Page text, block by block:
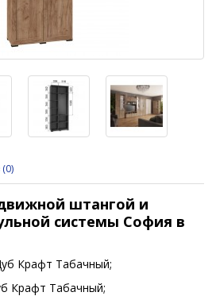
штангой и
системы София в
Крафт Табачный;
Крафт Табачный;